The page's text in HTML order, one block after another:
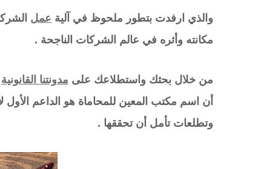
والذي ارفدت بتطور ملحوظ في آلية عمل
مكانته وأثره في عالم الشركات الناجحة .
من خلال بحثك واستطلاعك على مدونتنا القانونية
أن اسم مكتب المعين للمحاماة هو الداعم
وتطلعات تأمل أن تحققها .